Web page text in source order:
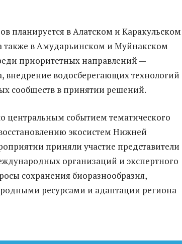
планируется в Алатском и Каракульском
также в Амударьинском и Муйнакском
приоритетных направлений —
внедрение водосберегающих технологий
сообществ в принятии решений.
центральным событием тематического
экосистем Нижней
приняли участие представители
организаций и экспертного
сохранения биоразнообразия,
ресурсами и адаптации региона